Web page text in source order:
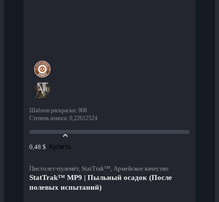
Шаблон раскраски: 908
Степень износа: 0,22612524
0,48 $ Купить
Пистолет-пулемёт, StatTrak™, Армейское качество
StatTrak™ MP9 | Пыльный осадок (После
полевых испытаний)